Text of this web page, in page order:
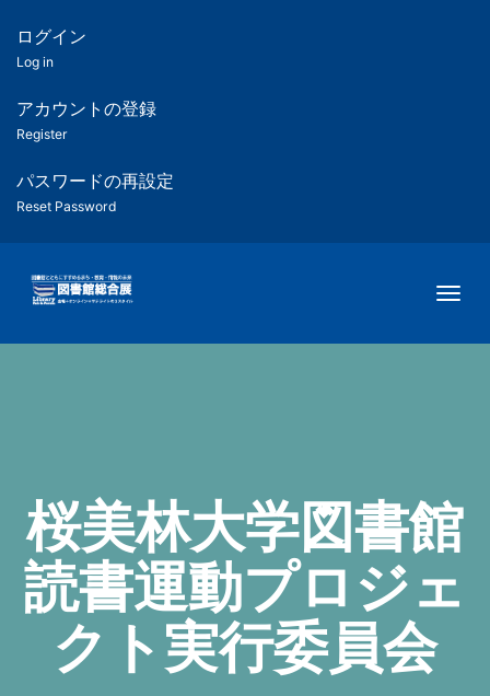
ツ
匿
名
ユ
ー
ー
用
メ
ログイン
Log in
アカウントの登録
Register
パスワードの再設定
Reset Password
桜美林大学図書館
読書運動プロジェ
クト実行委員会